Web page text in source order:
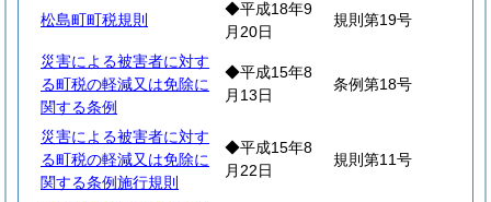
松島町町税規則
◆平成18年9
月20日
規則第19号
災害による被害者に対す
る町税の軽減又は免除に
関する条例
◆平成15年8
月13日
条例第18号
災害による被害者に対す
る町税の軽減又は免除に
関する条例施行規則
◆平成15年8
月22日
規則第11号